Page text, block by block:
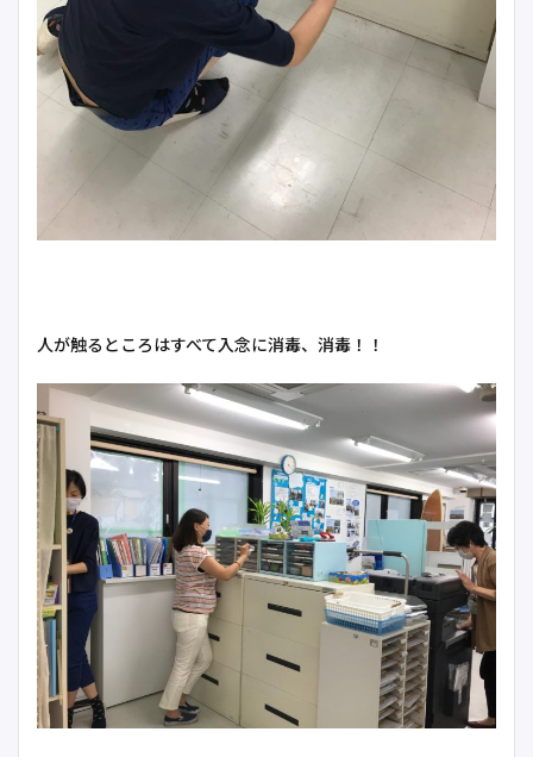
人が触るところはすべて入念に消毒、消毒！！